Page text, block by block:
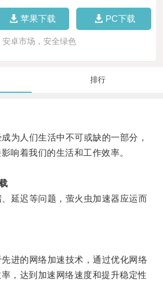
苹果下载 PC下载
安卓市场，安全绿色
排行
人们生活中不可或缺的一部分，
响着我们的生活和工作效率。
迟等问题，萤火虫加速器应运而
的网络加速技术，通过优化网络
，达到加速网络速度和提升稳定性